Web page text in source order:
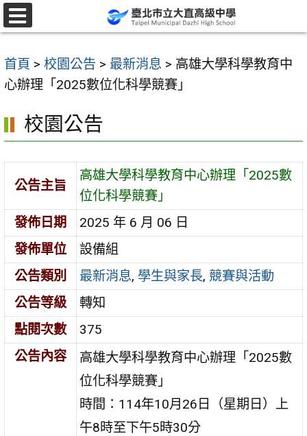
跳
至
要
內
區
首頁 > 校園公告 > 最新消息 > 高雄大學科學教育中
心辦理「2025數位化科學競賽」
校園公告
公告主旨
高雄大學科學教育中心辦理「2025數
位化科學競賽」
發佈日期
2025 年 6 月 06 日
發佈單位
設備組
公告類別
最新消息, 學生與家長, 競賽與活動
公告等級
轉知
點閱次數
375
公告內容
高雄大學科學教育中心辦理「2025數
位化科學競賽」
時間：114年10月26日（星期日）上
午8時至下午5時30分
選
單